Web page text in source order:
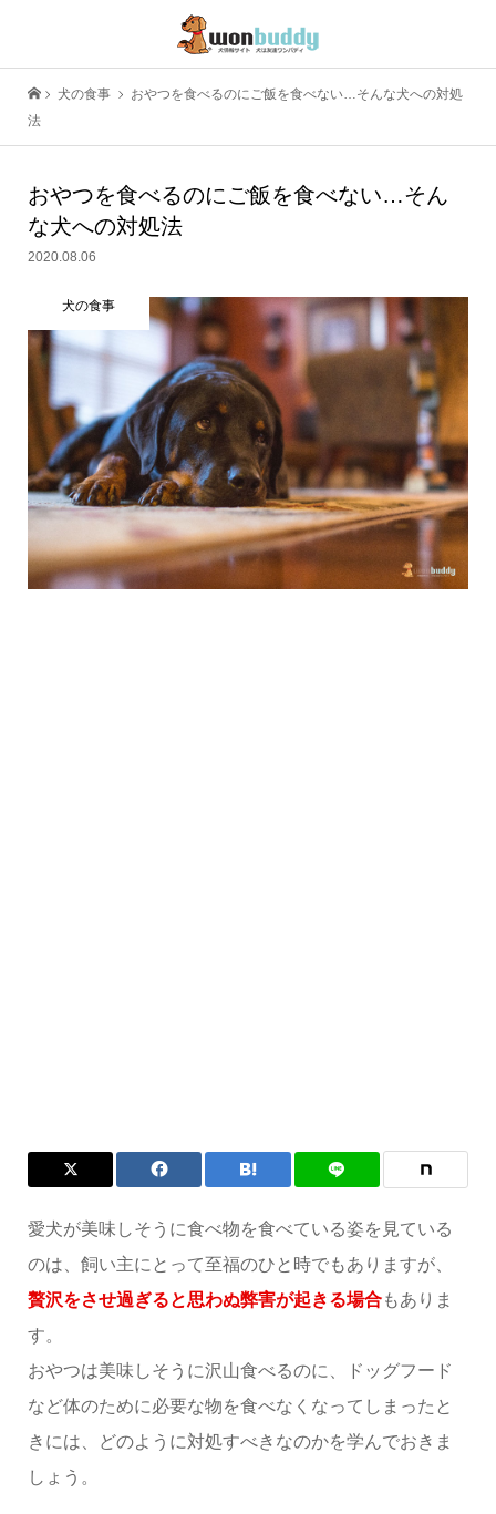
犬の食事
おやつを食べるのにご飯を食べない…そんな犬への対処
法
おやつを食べるのにご飯を食べない…そん
な犬への対処法
2020.08.06
犬の食事
愛犬が美味しそうに食べ物を食べている姿を見ている
のは、飼い主にとって至福のひと時でもありますが、
贅沢をさせ過ぎると思わぬ弊害が起きる場合もありま
す。
おやつは美味しそうに沢山食べるのに、ドッグフード
など体のために必要な物を食べなくなってしまったと
きには、どのように対処すべきなのかを学んでおきま
しょう。